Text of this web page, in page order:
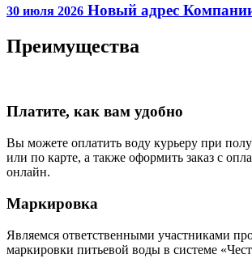
30 июля 2026 Новый адрес
Преимущества
Платите, как вам удобно
Вы можете оплатить воду курьеру при
или по карте, а также оформить заказ с
онлайн.
Маркировка
Являемся ответственными участниками
маркировки питьевой воды в системе